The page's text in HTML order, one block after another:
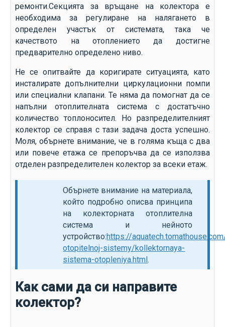
ремонти.Секцията за връщане на колектора е
необходима за регулиране на налягането в
определен участък от системата, така че
качеството на отоплението да достигне
предварително определено ниво.
Не се опитвайте да коригирате ситуацията, като
инсталирате допълнителни циркулационни помпи
или специални клапани. Те няма да помогнат да се
напълни отоплителната система с достатъчно
количество топлоносител. Но разпределителният
колектор се справя с тази задача доста успешно.
Моля, обърнете внимание, че в голяма къща с два
или повече етажа се препоръчва да се използва
отделен разпределителен колектор за всеки етаж.
Обърнете внимание на материала,
който подробно описва принципа
на колекторната отоплителна
система и нейното
устройство:https://
otopitelnoj-sistemy/kollektornaya-
sistema-otopleniya.html.
Как сами да си направите
колектор?